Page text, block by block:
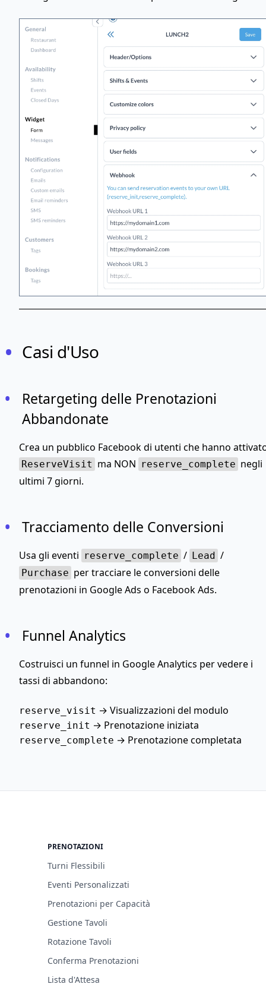
Casi d'Uso
Retargeting delle Prenotazioni
Abbandonate
Crea un pubblico Facebook di utenti che hanno
ReserveVisit ma NON reserve_complete negli
ultimi 7 giorni.
Tracciamento delle Conversioni
Usa gli eventi reserve_complete / Lead /
Purchase per tracciare le conversioni delle
prenotazioni in Google Ads o Facebook Ads.
Funnel Analytics
Costruisci un funnel in Google Analytics per vedere i
tassi di abbandono:
reserve_visit → Visualizzazioni del modulo
reserve_init → Prenotazione iniziata
reserve_complete → Prenotazione completata
PRENOTAZIONI
Turni Flessibili
Eventi Personalizzati
Prenotazioni per Capacità
Gestione Tavoli
Rotazione Tavoli
Conferma Prenotazioni
Lista d'Attesa